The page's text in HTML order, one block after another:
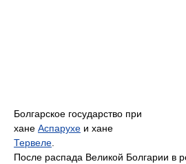
Болгарское государство при
хане Аспарухе и хане
Тервеле.
После распада Великой Болгарии в